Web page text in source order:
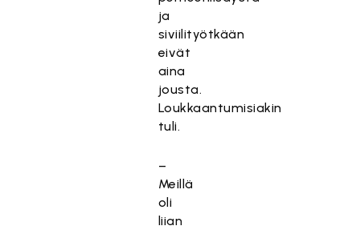
ja
siviilityötkään
eivät
aina
jousta.
Loukkaantumisiakin
tuli.
–
Meillä
oli
liian